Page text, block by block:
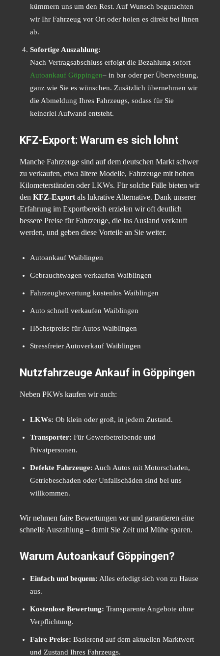
kümmern uns um den Rest. Auf Wunsch begutachten
wir Ihr Fahrzeug vor Ort oder holen es direkt bei Ihnen
ab.
Sofortige Auszahlung:
Nach Vertragsabschluss erfolgt die Bezahlung sofort
Autoankauf Göppingen– in bar oder per Überweisung,
ganz wie Sie es wünschen. Zusätzlich übernehmen wir
die Abmeldung Ihres Fahrzeugs, sodass für Sie
keinerlei Aufwand entsteht.
KFZ-Export: Warum es sich lohnt
Manche Fahrzeuge sind auf dem deutschen Markt schwer
zu verkaufen, etwa ältere Modelle, Fahrzeuge mit hohen
Kilometerständen oder LKWs. Für solche Fälle bieten wir
den KFZ-Export als lukrative Alternative. Dank unserer
Erfahrung im Exportbereich erzielen wir oft deutlich
bessere Preise für Fahrzeuge, die ins Ausland verkauft
werden, und geben diese Vorteile an Sie weiter.
Autoankauf Waiblingen
Gebrauchtwagen verkaufen Waiblingen
Fahrzeugbewertung kostenlos Waiblingen
Auto schnell verkaufen Waiblingen
Höchstpreise für Autos Waiblingen
Stressfreier Autoverkauf Waiblingen
Nutzfahrzeuge Ankauf in Göppingen
Neben PKWs kaufen wir auch:
LKWs: Ob klein oder groß, in jedem Zustand.
Transporter: Für Gewerbetreibende und
Privatpersonen.
Defekte Fahrzeuge: Auch Autos mit Motorschaden,
Getriebeschaden oder Unfallschäden sind bei uns
willkommen.
Wir nehmen faire Bewertungen vor und garantieren eine
schnelle Auszahlung – damit Sie Zeit und Mühe sparen.
Warum Autoankauf Göppingen?
Einfach und bequem: Alles erledigt sich von zu Hause
aus.
Kostenlose Bewertung: Transparente Angebote ohne
Verpflichtung.
Faire Preise: Basierend auf dem aktuellen Marktwert
und Zustand Ihres Fahrzeugs.